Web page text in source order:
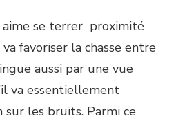
aime se terrer proximité
favoriser la chasse entre
aussi par une vue
va essentiellement
les bruits. Parmi ce